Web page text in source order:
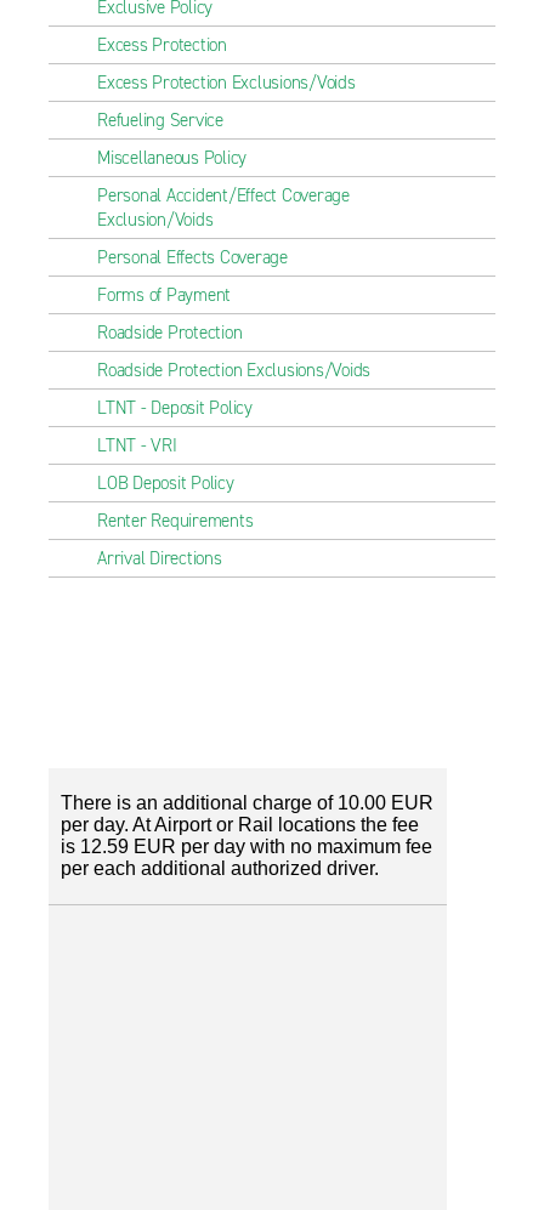
Exclusive Policy
Excess Protection
Excess Protection Exclusions/Voids
Refueling Service
Miscellaneous Policy
Personal Accident/Effect Coverage
Exclusion/Voids
Personal Effects Coverage
Forms of Payment
Roadside Protection
Roadside Protection Exclusions/Voids
LTNT - Deposit Policy
LTNT - VRI
LOB Deposit Policy
Renter Requirements
Arrival Directions
There is an additional charge of 10.00 EUR
per day. At Airport or Rail locations the fee
is 12.59 EUR per day with no maximum fee
per each additional authorized driver.